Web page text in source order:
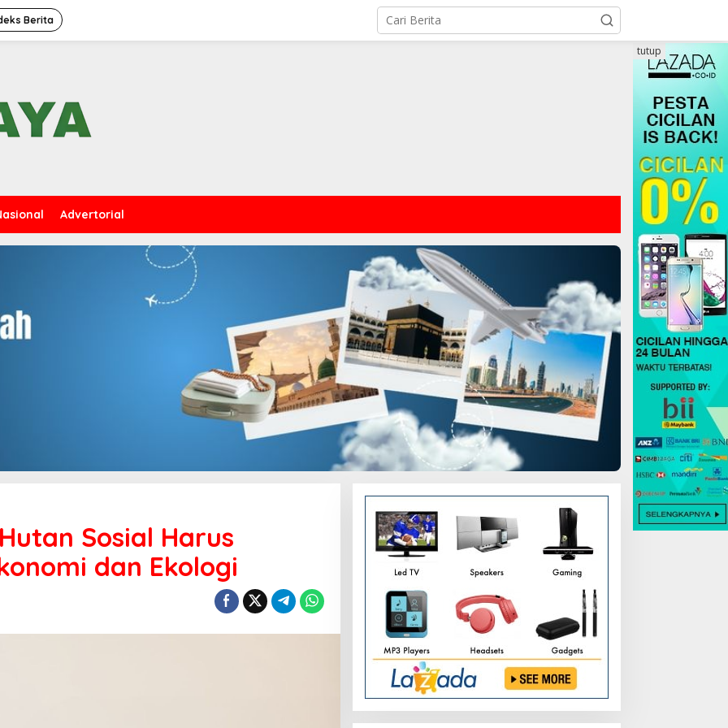
Berita
Advertorial
tutup
Sosial Harus
dan Ekologi